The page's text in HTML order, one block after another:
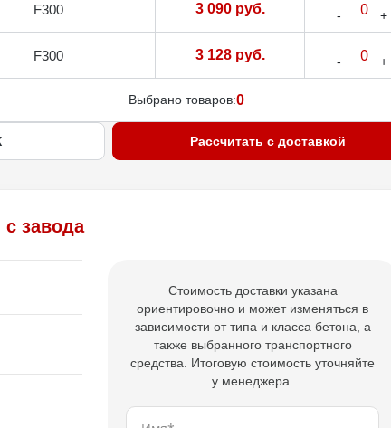
F300 3 090 руб.
F300 3 128 руб.
Выбрано товаров:0
Рассчитать с доставкой
завода
Стоимость доставки указана
ориентировочно и может изменяться в
зависимости от типа и класса бетона, а
также выбранного транспортного
средства. Итоговую стоимость уточняйте
у менеджера.